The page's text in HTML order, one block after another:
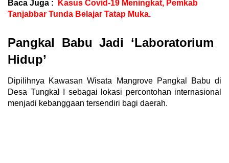
Baca Juga :
Kasus Covid-19 Meningkat, Pemkab
Tanjabbar Tunda Belajar Tatap Muka.
Pangkal Babu Jadi ‘Laboratorium
Hidup’
Dipilihnya Kawasan Wisata Mangrove Pangkal Babu di
Desa Tungkal I sebagai lokasi percontohan internasional
menjadi kebanggaan tersendiri bagi daerah.